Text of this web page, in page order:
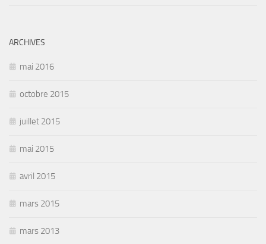
ARCHIVES
mai 2016
octobre 2015
juillet 2015
mai 2015
avril 2015
mars 2015
mars 2013